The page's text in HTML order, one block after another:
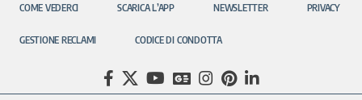
COME VEDERCI SCARICA L’APP NEWSLETTER PRIVACY
GESTIONE RECLAMI CODICE DI CONDOTTA